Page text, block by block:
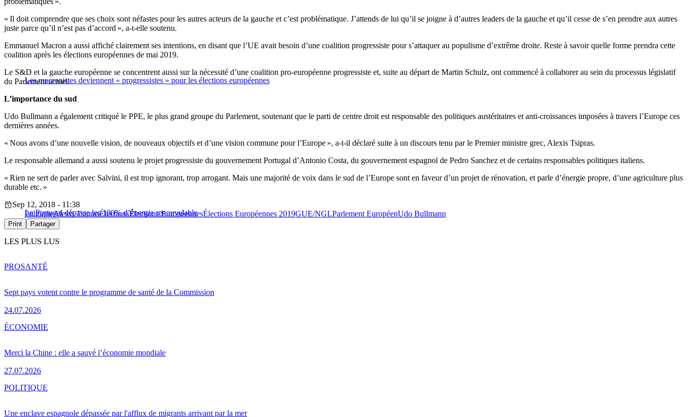
« Il doit comprendre que ses choix sont néfastes pour les autres acteurs de la gauche et c’est problématique. J’attends de lui qu’il se joigne à d’autres leaders de la gauche et qu’il cesse de s’en prendre aux autres
juste parce qu’il n’est pas d’accord », a-t-elle soutenu.
Emmanuel Macron a aussi affiché clairement ses intentions, en disant que l’UE avait besoin d’une coalition progressiste pour s’attaquer au populisme d’extrême droite. Reste à savoir quelle forme prendra cette
coalition après les élections européennes de mai 2019.
Les macronistes deviennent « progressistes » pour les élections européennes
Le S&D et la gauche européenne se concentrent aussi sur la nécessité d’une coalition pro-européenne progressiste et, suite au départ de Martin Schulz, ont commencé à collaborer au sein du processus législatif
du Parlement actuel.
L’importance du sud
Udo Bullmann a également critiqué le PPE, le plus grand groupe du Parlement, soutenant que le parti de centre droit est responsable des politiques austéritaires et anti-croissances imposées à travers l’Europe ces
dernières années.
« Nous avons d’une nouvelle vision, de nouveaux objectifs et d’une vision commune pour l’Europe », a-t-il déclaré suite à un discours tenu par le Premier ministre grec, Alexis Tsipras.
Le responsable allemand a aussi soutenu le projet progressiste du gouvernement Portugal d’Antonio Costa, du gouvernement espagnol de Pedro Sanchez et de certains responsables politiques italiens.
« Rien ne sert de parler avec Salvini, il est trop ignorant, trop arrogant. Mais une majorité de voix dans le sud de l’Europe sont en faveur d’un projet de rénovation, et parle d’énergie propre, d’une agriculture plus
durable etc. »
Le Portugal dépasse les 100% d’énergie renouvelable
Sep 12, 2018 - 11:38
PolitiqueAlexis TsiprasÉlectionsÉlections EuropéennesÉlections Européennes 2019GUE/NGLParlement EuropéenUdo Bullmann
Print Partager
LES PLUS LUS
Sept pays votent contre le programme de santé de la Commission
24.07.2026
PROSANTÉ
Merci la Chine : elle a sauvé l’économie mondiale
27.07.2026
ÉCONOMIE
Une enclave espagnole dépassée par l'afflux de migrants arrivant par la mer
POLITIQUE